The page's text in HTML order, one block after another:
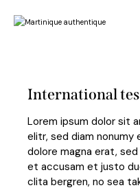
International
Lorem ipsum dolor sit
elitr, sed diam nonumy
dolore magna erat,
et accusam et justo
clita bergren, no sea